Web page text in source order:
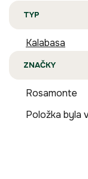
TYP
Kalabasa
ZNAČKY
Rosamonte
Položka byla